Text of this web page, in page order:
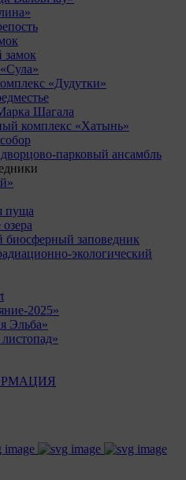
замок
«Дудутки»
Шагала
комплекс «Хатынь»
парковый ансамбль
пуща
биосферный заповедник
экологический
2025»
Эльба»